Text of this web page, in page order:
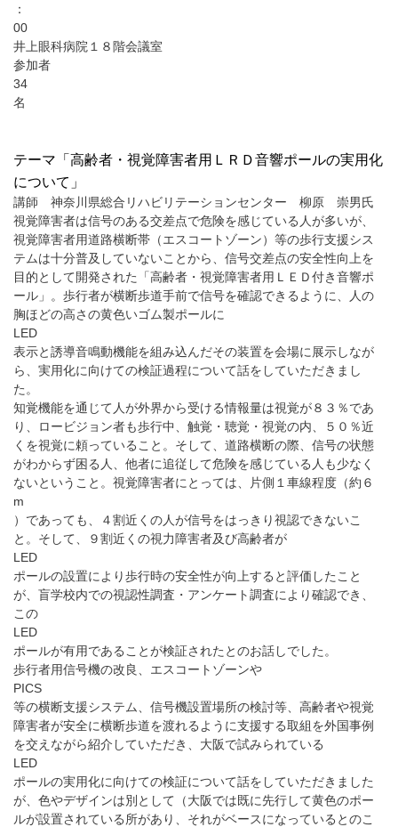
：
00
井上眼科病院１８階会議室
参加者
34
名
テーマ「高齢者・視覚障害者用ＬＲＤ音響ポールの実用化
について」
講師 神奈川県総合リハビリテーションセンター 柳原 崇男氏
視覚障害者は信号のある交差点で危険を感じている人が多いが、
視覚障害者用道路横断帯（エスコートゾーン）等の歩行支援シス
テムは十分普及していないことから、信号交差点の安全性向上を
目的として開発された「高齢者・視覚障害者用ＬＥＤ付き音響ポ
ール」。歩行者が横断歩道手前で信号を確認できるように、人の
胸ほどの高さの黄色いゴム製ポールに
LED
表示と誘導音鳴動機能を組み込んだその装置を会場に展示しなが
ら、実用化に向けての検証過程について話をしていただきまし
た。
知覚機能を通じて人が外界から受ける情報量は視覚が８３％であ
り、ロービジョン者も歩行中、触覚・聴覚・視覚の内、５０％近
くを視覚に頼っていること。そして、道路横断の際、信号の状態
がわからず困る人、他者に追従して危険を感じている人も少なく
ないということ。視覚障害者にとっては、片側１車線程度（約６
m
）であっても、４割近くの人が信号をはっきり視認できないこ
と。そして、９割近くの視力障害者及び高齢者が
LED
ポールの設置により歩行時の安全性が向上すると評価したこと
が、盲学校内での視認性調査・アンケート調査により確認でき、
この
LED
ポールが有用であることが検証されたとのお話しでした。
歩行者用信号機の改良、エスコートゾーンや
PICS
等の横断支援システム、信号機設置場所の検討等、高齢者や視覚
障害者が安全に横断歩道を渡れるように支援する取組を外国事例
を交えながら紹介していただき、大阪で試みられている
LED
ポールの実用化に向けての検証について話をしていただきました
が、色やデザインは別として（大阪では既に先行して黄色のポー
ルが設置されている所があり、それがベースになっているとのこ